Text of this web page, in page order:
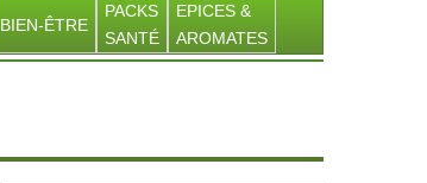
BIEN-ÊTRE
PACKS
SANTÉ
EPICES &
AROMATES